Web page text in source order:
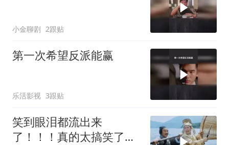
小金聊剧 2跟贴
第一次希望反派能赢
乐活影视 3跟贴
笑到眼泪都流出来
了！！！真的太搞笑了！